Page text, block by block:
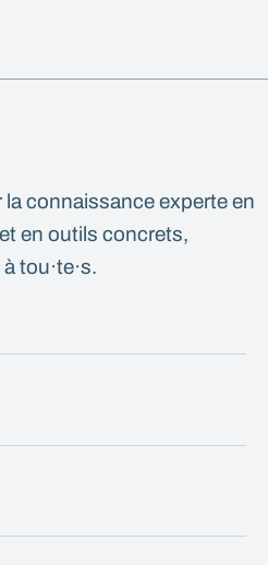
la connaissance experte en
en outils concrets,
tou·te·s.